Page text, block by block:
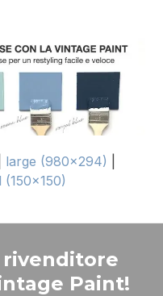
large (980x294)
Paint!